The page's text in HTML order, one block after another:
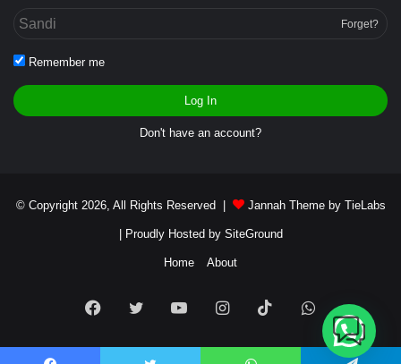
Forget?
Remember me
Log In
Don't have an account?
© Copyright 2026, All Rights Reserved | Jannah Theme by TieLabs
| Proudly Hosted by SiteGround
Home About
Facebook
Twitter YouTubeInstagramTikTokWhatsApp